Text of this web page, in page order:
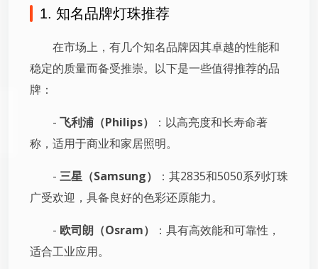
1. 知名品牌灯珠推荐
在市场上，有几个知名品牌因其卓越的性能和
稳定的质量而备受推崇。以下是一些值得推荐的品
牌：
- 飞利浦（Philips）
：以高亮度和长寿命著
称，适用于商业和家居照明。
- 三星（Samsung）
：其2835和5050系列灯珠
广受欢迎，具备良好的色彩还原能力。
- 欧司朗（Osram）
：具有高效能和可靠性，
适合工业应用。